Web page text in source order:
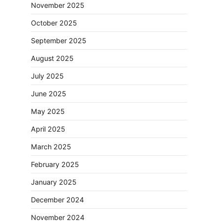
November 2025
October 2025
September 2025
August 2025
July 2025
June 2025
May 2025
April 2025
March 2025
February 2025
January 2025
December 2024
November 2024